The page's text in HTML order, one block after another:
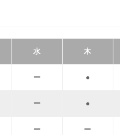
水 木
ー ●
ー ●
ー ー